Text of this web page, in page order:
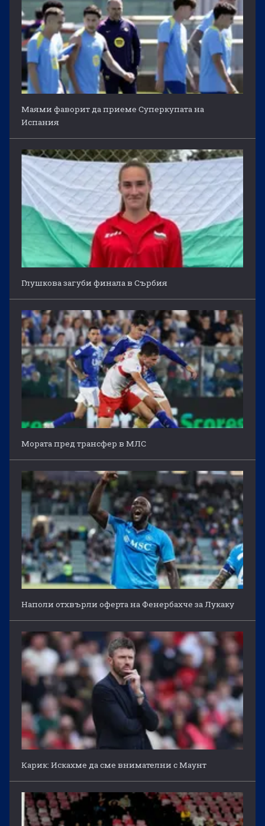
Маями фаворит да приеме Суперкупата на
Испания
Глушкова загуби финала в Сърбия
Мората пред трансфер в МЛС
Наполи отхвърли оферта на Фенербахче за Лукаку
Карик: Искахме да сме внимателни с Маунт